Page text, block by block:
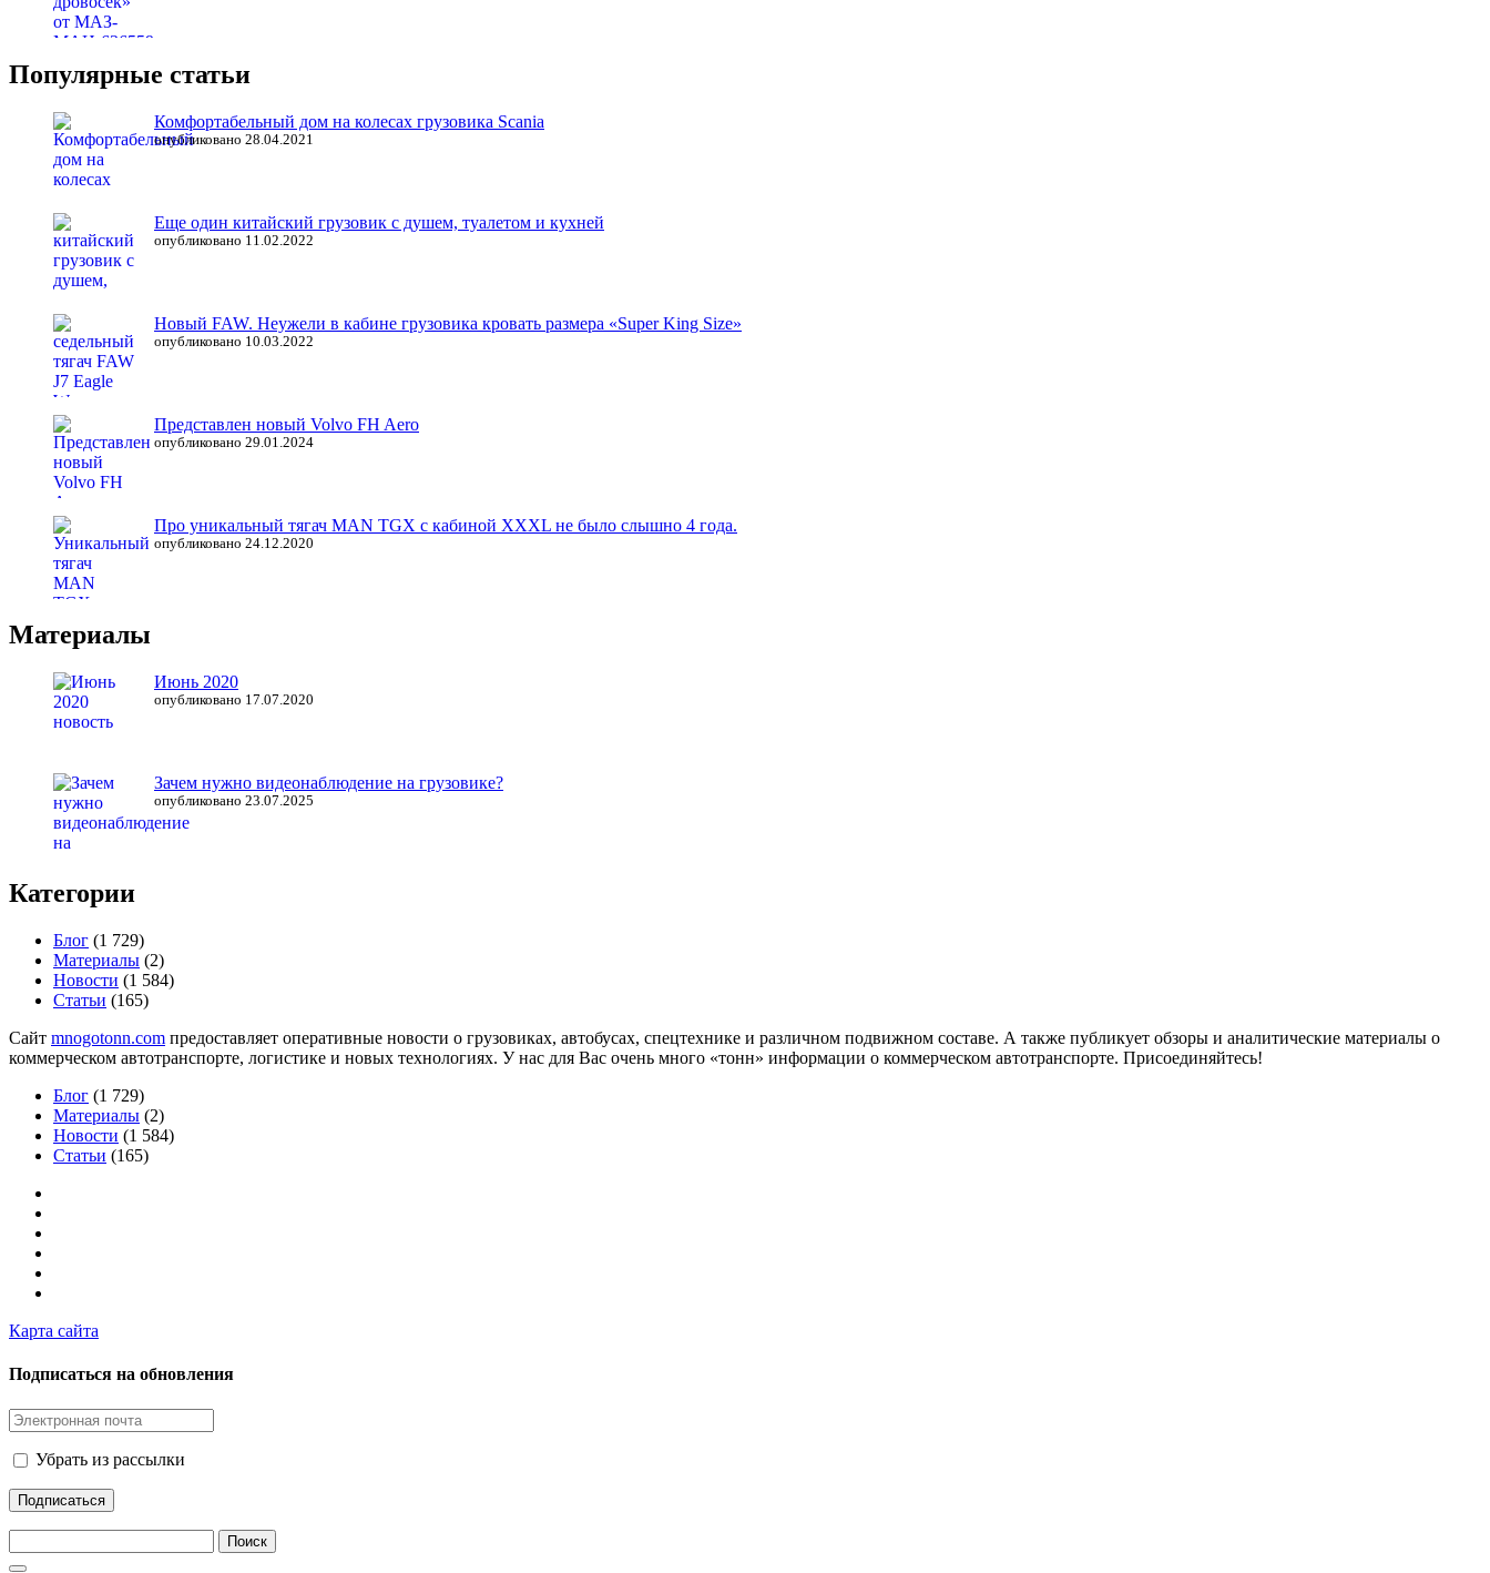
Популярные статьи
Комфортабельный дом на колесах грузовика Scania
опубликовано 28.04.2021
Еще один китайский грузовик с душем, туалетом и кухней
опубликовано 11.02.2022
Новый FAW. Неужели в кабине грузовика кровать размера «Super King Size»
опубликовано 10.03.2022
Представлен новый Volvo FH Aero
опубликовано 29.01.2024
Про уникальный тягач MAN TGX с кабиной XXXL не было слышно 4 года.
опубликовано 24.12.2020
Материалы
Июнь 2020
опубликовано 17.07.2020
Зачем нужно видеонаблюдение на грузовике?
опубликовано 23.07.2025
Категории
Блог (1 729)
Материалы (2)
Новости (1 584)
Статьи (165)
Сайт mnogotonn.com предоставляет оперативные новости о грузовиках, автобусах, спецтехнике и различном подвижном составе. А также публикует обзоры и аналитические материалы о
коммерческом автотранспорте, логистике и новых технологиях. У нас для Вас очень много «тонн» информации о коммерческом автотранспорте. Присоединяйтесь!
Блог (1 729)
Материалы (2)
Новости (1 584)
Статьи (165)
Карта сайта
Подписаться на обновления
Убрать из рассылки